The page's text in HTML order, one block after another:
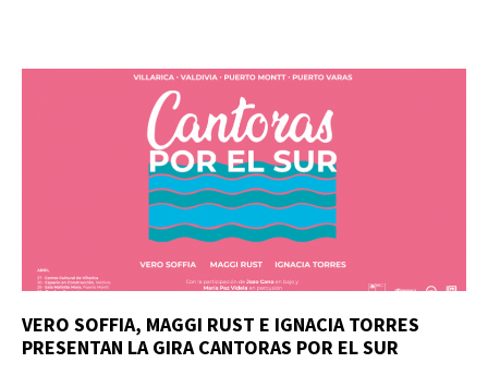
VERO SOFFIA, MAGGI RUST E IGNACIA TORRES
PRESENTAN LA GIRA CANTORAS POR EL SUR